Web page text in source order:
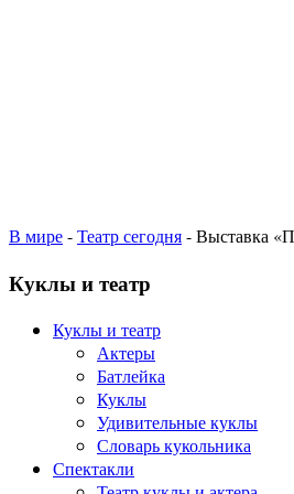
В мире-Театр сегодня- Выставка
Куклы и театр
Куклы и театр
Актеры
Батлейка
Куклы
Удивительные куклы
Словарь кукольника
Спектакли